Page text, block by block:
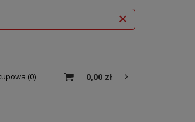
0 0,00 zł